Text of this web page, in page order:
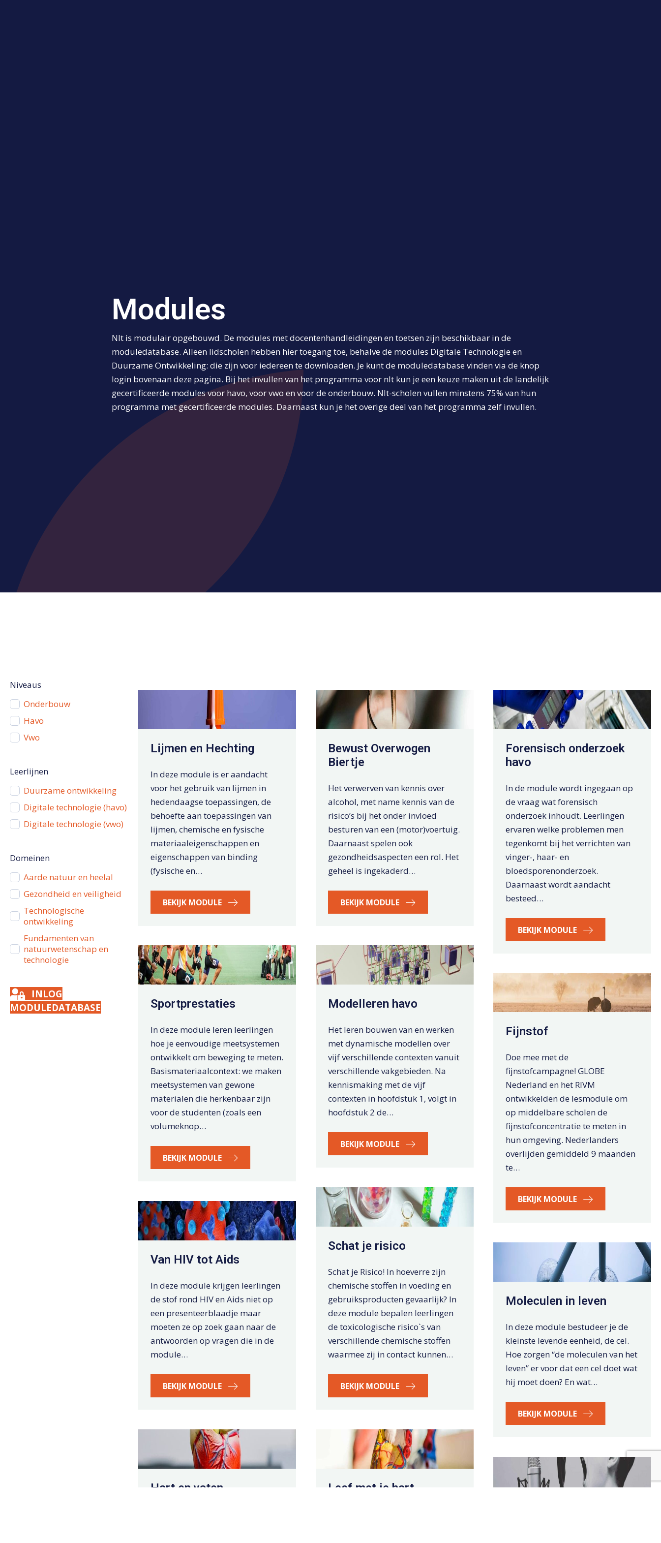
Modules
Nlt is modulair opgebouwd. De modules met docentenhandleidingen en toetsen zijn beschikbaar in de
moduledatabase. Alleen lidscholen hebben hier toegang toe, behalve de modules Digitale Technologie en
Duurzame Ontwikkeling: die zijn voor iedereen te downloaden. Je kunt de moduledatabase vinden via de knop
login bovenaan deze pagina. Bij het invullen van het programma voor nlt kun je een keuze maken uit de landelijk
gecertificeerde modules voor havo, voor vwo en voor de onderbouw. Nlt-scholen vullen minstens 75% van hun
programma met gecertificeerde modules. Daarnaast kun je het overige deel van het programma zelf invullen.
Niveaus
Onderbouw
Havo
Vwo
Leerlijnen
Duurzame ontwikkeling
Digitale technologie (havo)
Digitale technologie (vwo)
Domeinen
Aarde natuur en heelal
Gezondheid en veiligheid
Technologische
ontwikkeling
Fundamenten van
natuurwetenschap en
technologie
INLOG
MODULEDATABASE
Lijmen en Hechting
In deze module is er aandacht
voor het gebruik van lijmen in
hedendaagse toepassingen, de
behoefte aan toepassingen van
lijmen, chemische en fysische
materiaaleigenschappen en
eigenschappen van binding
(fysische en…
BEKIJK MODULE
Bewust Overwogen
Biertje
Het verwerven van kennis over
alcohol, met name kennis van de
risico’s bij het onder invloed
besturen van een (motor)voertuig.
Daarnaast spelen ook
gezondheidsaspecten een rol. Het
geheel is ingekaderd…
BEKIJK MODULE
Forensisch onderzoek
havo
In de module wordt ingegaan op
de vraag wat forensisch
onderzoek inhoudt. Leerlingen
ervaren welke problemen men
tegenkomt bij het verrichten van
vinger-, haar- en
bloedsporenonderzoek.
Daarnaast wordt aandacht
besteed…
BEKIJK MODULE
Sportprestaties
In deze module leren leerlingen
hoe je eenvoudige meetsystemen
ontwikkelt om beweging te meten.
Basismateriaalcontext: we maken
meetsystemen van gewone
materialen die herkenbaar zijn
voor de studenten (zoals een
volumeknop…
BEKIJK MODULE
Modelleren havo
Het leren bouwen van en werken
met dynamische modellen over
vijf verschillende contexten vanuit
verschillende vakgebieden. Na
kennismaking met de vijf
contexten in hoofdstuk 1, volgt in
hoofdstuk 2 de…
BEKIJK MODULE
Fijnstof
Doe mee met de
fijnstofcampagne! GLOBE
Nederland en het RIVM
ontwikkelden de lesmodule om
op middelbare scholen de
fijnstofconcentratie te meten in
hun omgeving. Nederlanders
overlijden gemiddeld 9 maanden
te…
BEKIJK MODULE
Schat je risico
Schat je Risico! In hoeverre zijn
chemische stoffen in voeding en
gebruiksproducten gevaarlijk? In
deze module bepalen leerlingen
de toxicologische risico`s van
verschillende chemische stoffen
waarmee zij in contact kunnen…
BEKIJK MODULE
Van HIV tot Aids
In deze module krijgen leerlingen
de stof rond HIV en Aids niet op
een presenteerblaadje maar
moeten ze op zoek gaan naar de
antwoorden op vragen die in de
module…
BEKIJK MODULE
Moleculen in leven
In deze module bestudeer je de
kleinste levende eenheid, de cel.
Hoe zorgen “de moleculen van het
leven” er voor dat een cel doet wat
hij moet doen? En wat…
BEKIJK MODULE
Hart en vaten Leef met je hart